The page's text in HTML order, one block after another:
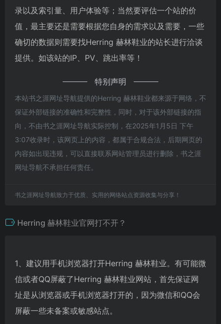
录以及索引量、用户体验等；当然要评估一个站的价
值，最主要还是需要根据您自身的需求以及需要，一些
确切的数据则需要找Herring 赫林鞋业的站长进行洽谈
提供。如该站的IP、PV、跳出率等！
特别声明
本站书之涯网址导航提供的Herring 赫林鞋业都来源于网络，不
保证外部链接的准确性和完整性，同时，对于该外部链接的指
向，不由书之涯网址导航实际控制，在2025年1月5日 下午
3:07收录时，该网页上的内容，都属于合规合法，后期网页的
内容如出现违规，可以直接联系网站管理员进行删除，书之涯
网址导航不承担任何责任。
书之涯网址导航致力于优质、实用的网络站点资源收集与分享！
Herring 赫林鞋业官网打不开？
1、建议用手机浏览器打开Herring 赫林鞋业。有可能微
信或者QQ屏蔽了Herring 赫林鞋业网站，首先保证网
址是从浏览器或手机浏览器打开的，因为微信和QQ会
屏蔽一些未备案或敏感站点。